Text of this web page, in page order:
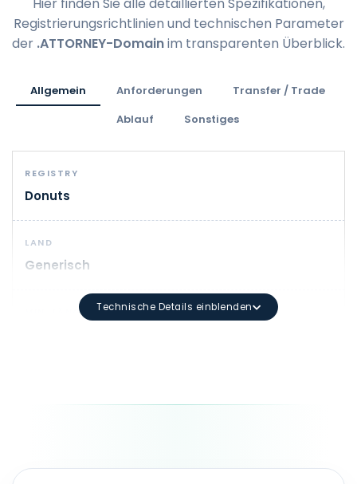
Hier finden Sie alle detaillierten Spezifikationen,
Registrierungsrichtlinien und technischen Parameter
der .ATTORNEY-Domainim transparenten Überblick.
Allgemein Anforderungen
Transfer / Trade
Ablauf
Sonstiges
REGISTRY
Donuts
LAND
Generisch
MIN. LÄNGE
Mindestlänge: 3 Zeichen Maximale Länge: 63
1 - 10 Jahr(e)
Technische Details einblenden